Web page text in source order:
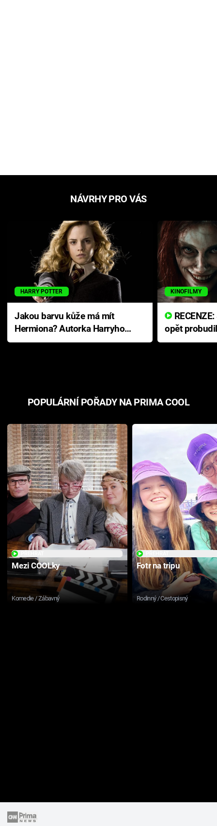
NÁVRHY PRO VÁS
HARRY POTTER
Jakou barvu kůže má mít
Hermiona? Autorka Harryho
Pottera přišla s ráznou
KINOFILMY
opět
přichází s
POPULÁRNÍ POŘADY NA PRIMA COOL
Mezi COOLky
Komedie / Zábavný
Fotr na tripu
Rodinný / Cestopisný